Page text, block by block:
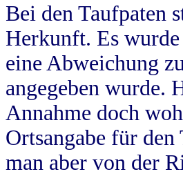
Bei den Taufpaten
Herkunft. Es wurde
eine Abweichung
angegeben wurde.
Annahme doch
Ortsangabe für
man aber von der